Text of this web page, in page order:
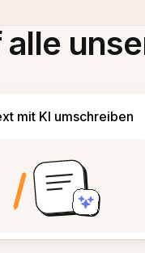
mit KI umschreiben